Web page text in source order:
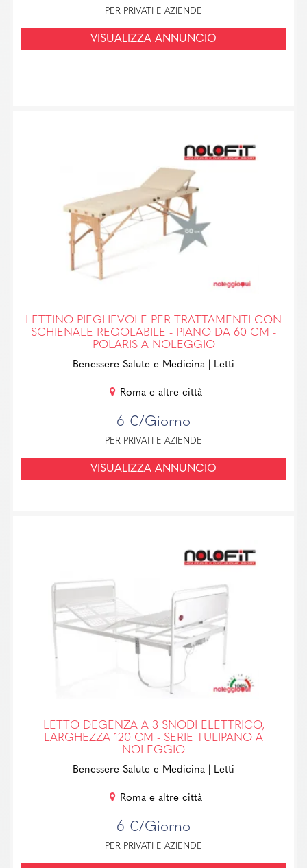
PER PRIVATI E AZIENDE
VISUALIZZA ANNUNCIO
LETTINO PIEGHEVOLE PER TRATTAMENTI CON
SCHIENALE REGOLABILE - PIANO DA 60 CM -
POLARIS A NOLEGGIO
Benessere Salute e Medicina | Letti
Roma e altre città
6 €/Giorno
PER PRIVATI E AZIENDE
VISUALIZZA ANNUNCIO
LETTO DEGENZA A 3 SNODI ELETTRICO,
LARGHEZZA 120 CM - SERIE TULIPANO A
NOLEGGIO
Benessere Salute e Medicina | Letti
Roma e altre città
6 €/Giorno
PER PRIVATI E AZIENDE